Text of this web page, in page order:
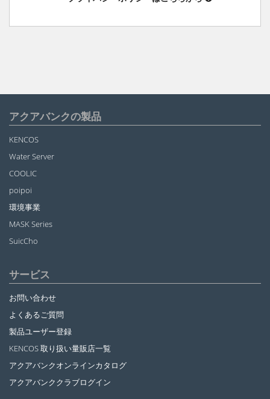
アクアバンクの製品
KENCOS
Water Server
COOLIC
poipoi
環境事業
MASK Series
SuicCho
サービス
お問い合わせ
よくあるご質問
製品ユーザー登録
KENCOS 取り扱い量販店一覧
アクアバンクオンラインカタログ
アクアバンククラブログイン